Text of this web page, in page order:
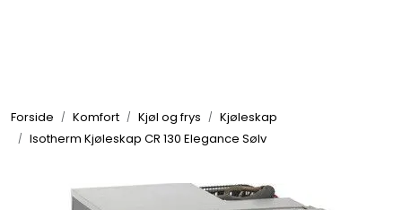
Forside Komfort Kjøl og frys
Kjøleskap
Isotherm Kjøleskap CR 130 Elegance Sølv
Elektrisk
Bygg/Innredning